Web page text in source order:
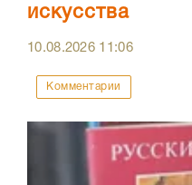
искусства
10.08.2026 11:06
Комментарии